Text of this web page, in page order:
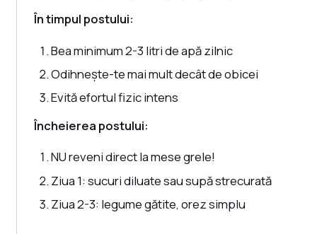
În timpul postului:
Bea minimum 2-3 litri de apă zilnic
Odihnește-te mai mult decât de obicei
Evită efortul fizic intens
Încheierea postului:
NU reveni direct la mese grele!
Ziua 1: sucuri diluate sau supă strecurată
Ziua 2-3: legume gătite, orez simplu